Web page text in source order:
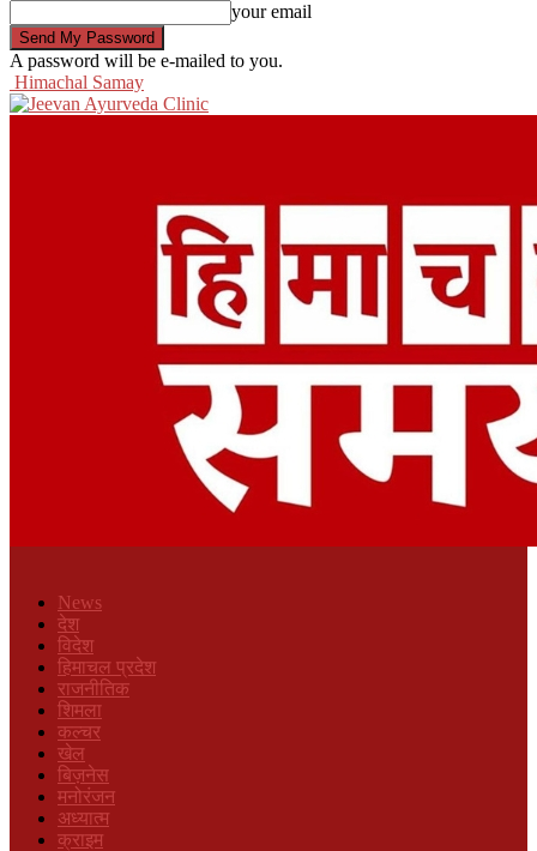
your email
A password will be e-mailed to you.
Himachal Samay
News
देश
विदेश
हिमाचल प्रदेश
राजनीतिक
शिमला
कल्चर
खेल
बिज़नेस
मनोरंजन
अध्यात्म
क्राइम